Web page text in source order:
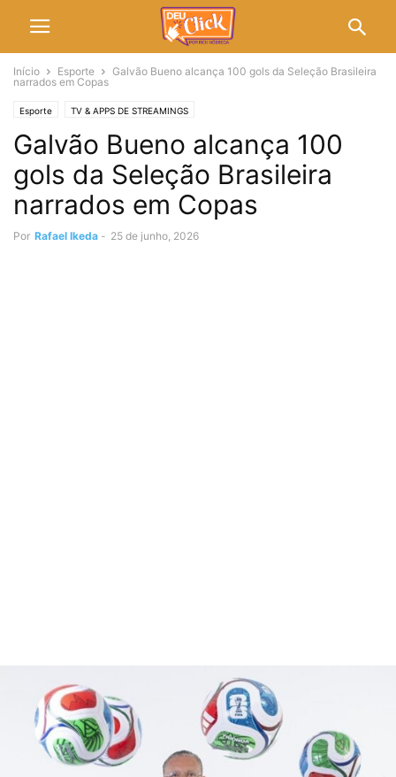
Início Esporte
Galvão Bueno alcança 100 gols da Seleção Brasileira
narrados em Copas
Esporte TV & APPS DE STREAMINGS
Galvão Bueno alcança 100
gols da Seleção Brasileira
narrados em Copas
Por Rafael Ikeda - 25 de junho, 2026